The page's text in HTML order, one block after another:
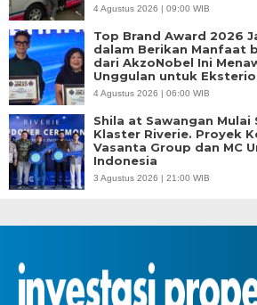
4 Agustus 2026 | 09:00 WIB
Top Brand Award 2026
dalam Berikan Manfaat
dari AkzoNobel Ini
Unggulan untuk
4 Agustus 2026 | 06:00 WIB
Shila at Sawangan Mulai
Klaster Riverie. Proyek
Vasanta Group dan MC
Indonesia
3 Agustus 2026 | 21:00 WIB